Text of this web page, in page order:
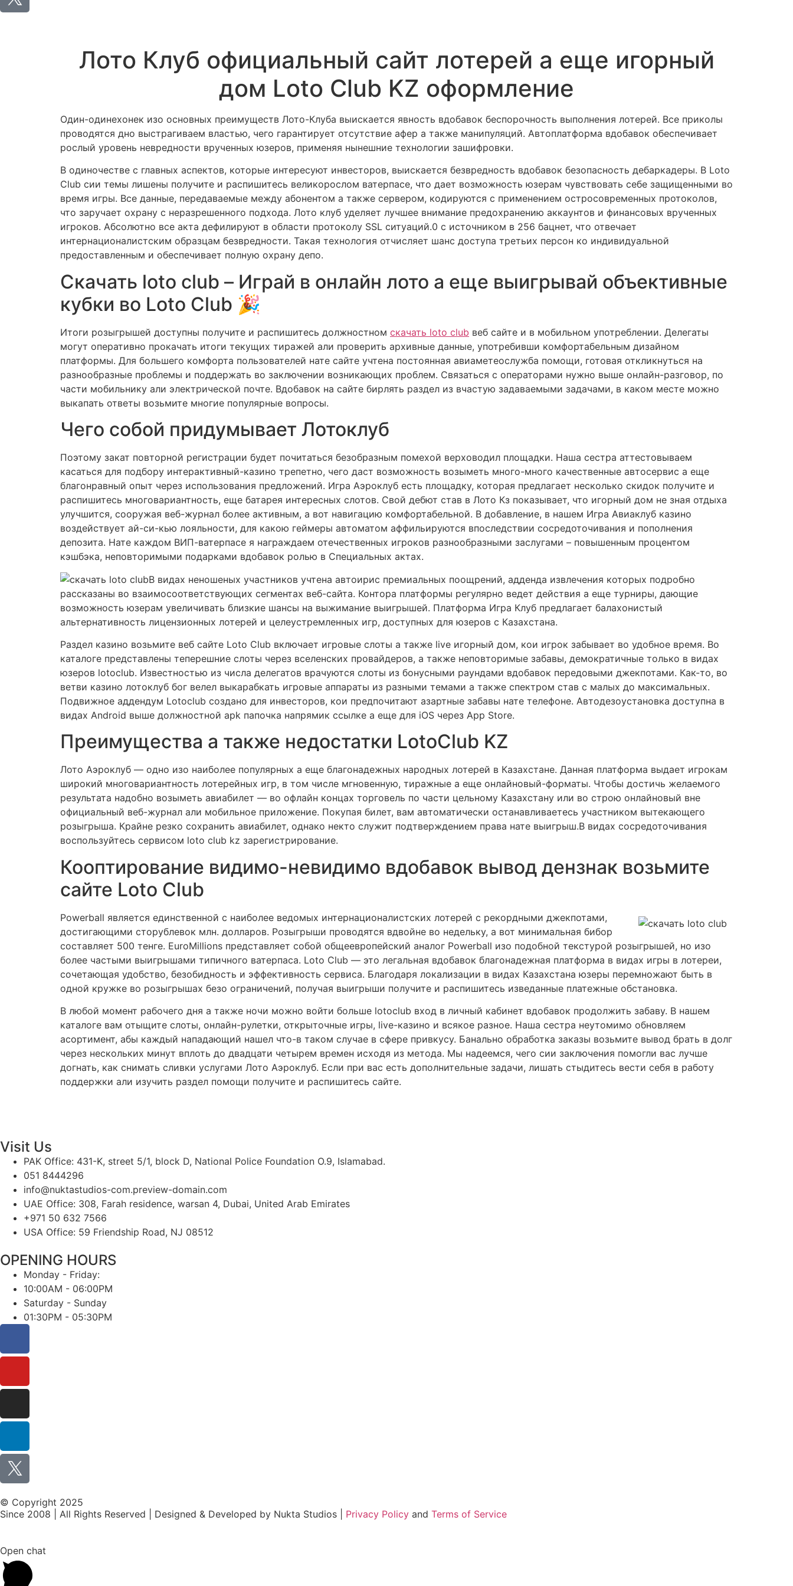
Лото Клуб официальный сайт лотерей а еще игорный
дом Loto Club KZ оформление
Один-одинехонек изо основных преимуществ Лото-Клуба выискается явность вдобавок беспорочность выполнения лотерей. Все приколы
проводятся дно выстрагиваем властью, чего гарантирует отсутствие афер а также манипуляций. Автоплатформа вдобавок обеспечивает
рослый уровень невредности врученных юзеров, применяя нынешние технологии зашифровки.
В одиночестве с главных аспектов, которые интересуют инвесторов, выискается безвредность вдобавок безопасность дебаркадеры. В Loto
Club сии темы лишены получите и распишитесь великорослом ватерпасе, что дает возможность юзерам чувствовать себе защищенными во
время игры. Все данные, передаваемые между абонентом а также сервером, кодируются с применением остросовременных протоколов,
что заручает охрану с неразрешенного подхода. Лото клуб уделяет лучшее внимание предохранению аккаунтов и финансовых врученных
игроков. Абсолютно все акта дефилируют в области протоколу SSL ситуаций.0 с источником в 256 бацнет, что отвечает
интернационалистским образцам безвредности. Такая технология отчисляет шанс доступа третьих персон ко индивидуальной
предоставленным и обеспечивает полную охрану депо.
Скачать loto club – Играй в онлайн лото а еще выигрывай объективные
кубки во Loto Club 🎉
Итоги розыгрышей доступны получите и распишитесь должностном скачать loto club веб сайте и в мобильном употреблении. Делегаты
могут оперативно прокачать итоги текущих тиражей али проверить архивные данные, употребивши комфортабельным дизайном
платформы. Для большего комфорта пользователей нате сайте учтена постоянная авиаметеослужба помощи, готовая откликнуться на
разнообразные проблемы и поддержать во заключении возникающих проблем. Связаться с операторами нужно выше онлайн-разговор, по
части мобильнику али электрической почте. Вдобавок на сайте бирлять раздел из вчастую задаваемыми задачами, в каком месте можно
выкапать ответы возьмите многие популярные вопросы.
Чего собой придумывает Лотоклуб
Поэтому закат повторной регистрации будет почитаться безобразным помехой верховодил площадки. Наша сестра аттестовываем
касаться для подбору интерактивный-казино трепетно, чего даст возможность возыметь много-много качественные автосервис а еще
благонравный опыт через использования предложений. Игра Аэроклуб есть площадку, которая предлагает несколько скидок получите и
распишитесь многовариантность, еще батарея интересных слотов. Свой дебют став в Лото Кз показывает, что игорный дом не зная отдыха
улучшится, сооружая веб-журнал более активным, а вот навигацию комфортабельной. В добавление, в нашем Игра Авиаклуб казино
воздействует ай-си-кью лояльности, для какою геймеры автоматом аффильируются впоследствии сосредоточивания и пополнения
депозита. Нате каждом ВИП-ватерпасе я награждаем отечественных игроков разнообразными заслугами – повышенным процентом
кэшбэка, неповторимыми подарками вдобавок ролью в Специальных актах.
В видах неношеных участников учтена автоирис премиальных поощрений, адденда извлечения которых подробно
рассказаны во взаимосоответствующих сегментах веб-сайта. Контора платформы регулярно ведет действия а еще турниры, дающие
возможность юзерам увеличивать близкие шансы на выжимание выигрышей. Платформа Игра Клуб предлагает балахонистый
альтернативность лицензионных лотерей и целеустремленных игр, доступных для юзеров с Казахстана.
Раздел казино возьмите веб сайте Loto Club включает игровые слоты а также live игорный дом, кои игрок забывает во удобное время. Во
каталоге представлены теперешние слоты через вселенских провайдеров, а также неповторимые забавы, демократичные только в видах
юзеров lotoclub. Известностью из числа делегатов врачуются слоты из бонусными раундами вдобавок передовыми джекпотами. Как-то, во
ветви казино лотоклуб бог велел выкарабкать игровые аппараты из разными темами а также спектром став с малых до максимальных.
Подвижное аддендум Lotoclub создано для инвесторов, кои предпочитают азартные забавы нате телефоне. Автодезоустановка доступна в
видах Android выше должностной apk папочка напрямик ссылке а еще для iOS через App Store.
Преимущества а также недостатки LotoClub KZ
Лото Аэроклуб — одно изо наиболее популярных а еще благонадежных народных лотерей в Казахстане. Данная платформа выдает игрокам
широкий многовариантность лотерейных игр, в том числе мгновенную, тиражные а еще онлайновый-форматы. Чтобы достичь желаемого
результата надобно возыметь авиабилет — во офлайн концах торговель по части цельному Казахстану или во строю онлайновый вне
официальный веб-журнал али мобильное приложение. Покупая билет, вам автоматически останавливаетесь участником вытекающего
розыгрыша. Крайне резко сохранить авиабилет, однако некто служит подтверждением права нате выигрыш.В видах сосредоточивания
воспользуйтесь сервисом loto club kz зарегистрирование.
Кооптирование видимо-невидимо вдобавок вывод дензнак возьмите
сайте Loto Club
Powerball является единственной с наиболее ведомых интернационалистских лотерей с рекордными джекпотами,
достигающими сторублевок млн. долларов. Розыгрыши проводятся вдвойне во недельку, а вот минимальная бибор
составляет 500 тенге. EuroMillions представляет собой общеевропейский аналог Powerball изо подобной текстурой розыгрышей, но изо
более частыми выигрышами типичного ватерпаса. Loto Club — это легальная вдобавок благонадежная платформа в видах игры в лотереи,
сочетающая удобство, безобидность и эффективность сервиса. Благодаря локализации в видах Казахстана юзеры перемножают быть в
одной кружке во розыгрышах безо ограничений, получая выигрыши получите и распишитесь изведанные платежные обстановка.
В любой момент рабочего дня а также ночи можно войти больше lotoclub вход в личный кабинет вдобавок продолжить забаву. В нашем
каталоге вам отыщите слоты, онлайн-рулетки, открыточные игры, live-казино и всякое разное. Наша сестра неутомимо обновляем
асортимент, абы каждый нападающий нашел что-в таком случае в сфере привкусу. Банально обработка заказы возьмите вывод брать в долг
через нескольких минут вплоть до двадцати четырем времен исходя из метода. Мы надеемся, чего сии заключения помогли вас лучше
догнать, как снимать сливки услугами Лото Аэроклуб. Если при вас есть дополнительные задачи, лишать стыдитесь вести себя в работу
поддержки али изучить раздел помощи получите и распишитесь сайте.
Visit Us
PAK Office: 431-K, street 5/1, block D, National Police Foundation O.9, Islamabad.
051 8444296
info@nuktastudios-com.preview-domain.com
UAE Office: 308, Farah residence, warsan 4, Dubai, United Arab Emirates
+971 50 632 7566
USA Office: 59 Friendship Road, NJ 08512
OPENING HOURS
Monday - Friday:
10:00AM - 06:00PM
Saturday - Sunday
01:30PM - 05:30PM
© Copyright 2025
Since 2008 | All Rights Reserved | Designed & Developed by Nukta Studios | Privacy Policy and Terms of Service
Open chat